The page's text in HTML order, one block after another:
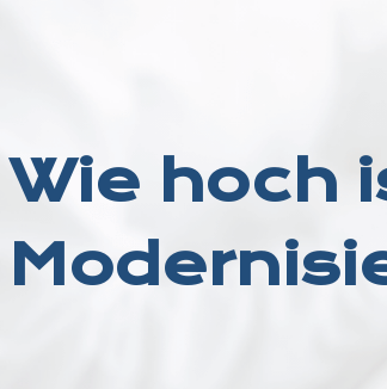
Wie hoch